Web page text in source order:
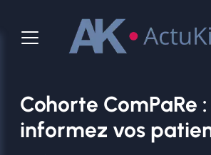
contenu
Cohorte ComPaRe :
informez vos